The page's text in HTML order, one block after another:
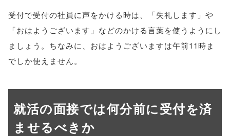
受付で受付の社員に声をかける時は、「失礼します」や
「おはようございます」などのかける言葉を使うようにし
ましょう。ちなみに、おはようございますは午前11時ま
でしか使えません。
就活の面接では何分前に受付を済
ませるべきか